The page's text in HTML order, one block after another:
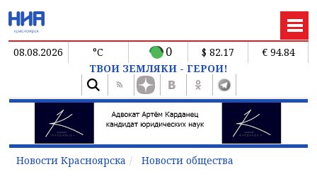
08.08.2026 °C 0 $ 82.17
€ 94.84
ТВОИ ЗЕМЛЯКИ - ГЕРОИ!
Новости Красноярска Новости общества